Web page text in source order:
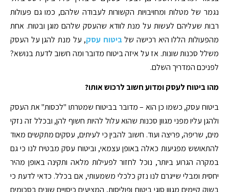
נגמר של מטלות ומחויבויות הקשורות לעבודה שלהם, כמו גם פעולות
רבות שעליהם לעשות על מנת לוודא שהעסק שלהם מוגן ובטוח. אחת
מהפעולות הללו היא רכישה שלביטוח עסק, על מנת להגן על העסק
משלל סכנות שונות. אז על איזה ביטוח מדובר ומה חשוב לדעת בנושא?
לפניכם המדריך השלם.
מהו ביטוח לעסק ומדוע חשוב לרכוש אותו?
ביטוח עסק, כשמו כן הוא – מדובר בביטוח שמטרתו "לכסות" את העסק
ולהגן עליו מפני מגוון סכנות שהוא עלול להיות חשוף להן, ובכלל זה נזקי
מים, שריפה, פריצה ועוד. חשוב להבין כי לעיתים, עסקים מתקשים מאוד
להתאושש מפגיעות כאלה באופן עצמאי, וביטוח עסק מבטיח לנו כי גם
במקרה הגרוע ביותר, נוכל לחזור לפעילות מלאה ותקינה באופן מהיר
יחסית ומבלי שייגרם לנו נזק כלכלי משמעותי, אם בכלל. כדאי לדעת כי
בשוק קיימים מגוון סוגי ביטוח ופוליסות, המציעים כיסויים שונים בסכומים